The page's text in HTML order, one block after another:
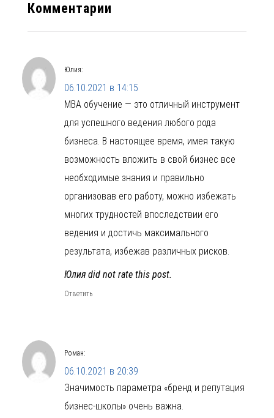
Комментарии
Юлия:
06.10.2021 в 14:15
MBA обучение — это отличный инструмент
для успешного ведения любого рода
бизнеса. В настоящее время, имея такую
возможность вложить в свой бизнес все
необходимые знания и правильно
организовав его работу, можно избежать
многих трудностей впоследствии его
ведения и достичь максимального
результата, избежав различных рисков.
Юлия did not rate this post.
Ответить
Роман:
06.10.2021 в 20:39
Значимость параметра «бренд и репутация
бизнес-школы» очень важна.